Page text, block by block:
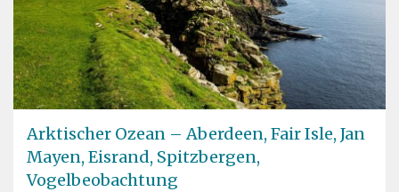
Arktischer Ozean – Aberdeen, Fair Isle, Jan
Mayen, Eisrand, Spitzbergen,
Vogelbeobachtung